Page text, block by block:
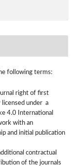
following terms:
right of first
under a
4.0 International
with an
and initial publication
contractual
of the journals